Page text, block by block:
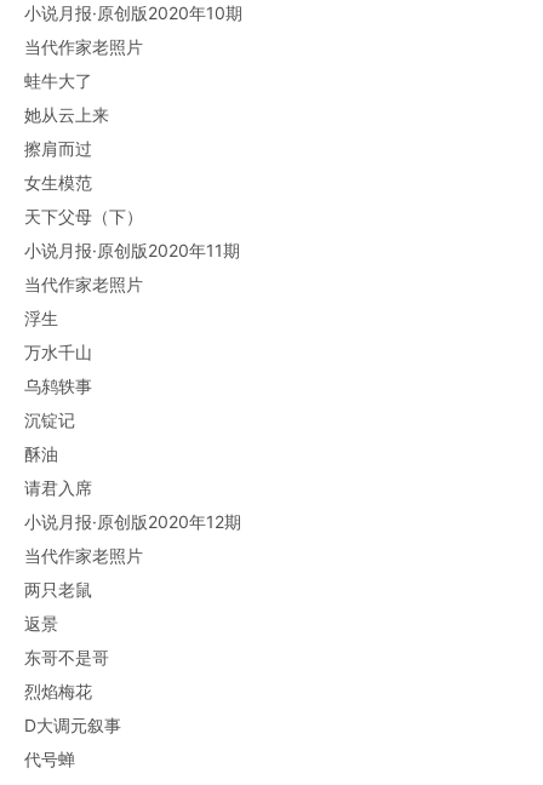
小说月报·原创版2020年10期
当代作家老照片
蛙牛大了
她从云上来
擦肩而过
女生模范
天下父母（下）
小说月报·原创版2020年11期
当代作家老照片
浮生
万水千山
乌鸫轶事
沉锭记
酥油
请君入席
小说月报·原创版2020年12期
当代作家老照片
两只老鼠
返景
东哥不是哥
烈焰梅花
D大调元叙事
代号蝉